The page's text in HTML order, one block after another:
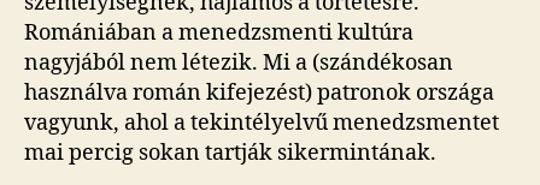
Romániában a menedzsmenti kultúra
nagyjából nem létezik. Mi a (szándékosan
használva román kifejezést) patronok országa
vagyunk, ahol a tekintélyelvű menedzsmentet
mai percig sokan tartják sikermintának.